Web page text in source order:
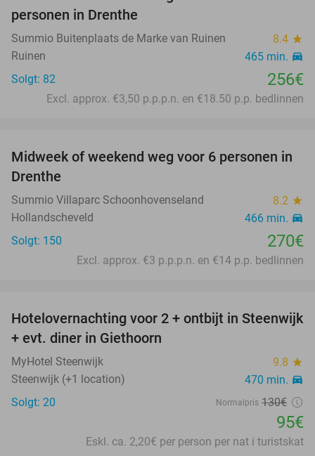
personen in Drenthe
Summio Buitenplaats de Marke van Ruinen 8.4 star
Ruinen 465 min. directions_car
Solgt: 82 256€
Excl. approx. €3,50 p.p.p.n. en €18.50 p.p. bedlinnen
Midweek of weekend weg voor 6 personen in
Drenthe
Summio Villaparc Schoonhovenseland 8.2 star
Hollandscheveld 466 min. directions_car
Solgt: 150 270€
Excl. approx. €3 p.p.p.n. en €14 p.p. bedlinnen
27%
Hotelovernachting voor 2 + ontbijt in Steenwijk
+ evt. diner in Giethoorn
MyHotel Steenwijk 9.8 star
Steenwijk (+1 location) 470 min. directions_car
Solgt: 20 Normalpris 130€
95€
Eskl. ca. 2,20€ per person per nat i turistskat